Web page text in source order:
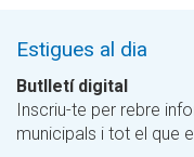
Estigues al dia
Butlletí digital
Inscriu-te per rebre
municipals i tot el que